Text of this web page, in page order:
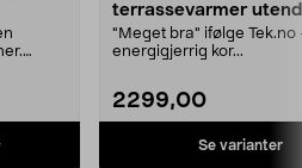
terrassevarmer
CB2000PLUSS
"Meget bra" ifølge Tek.no
energigjerrig kor...
2299,00
Se varianter